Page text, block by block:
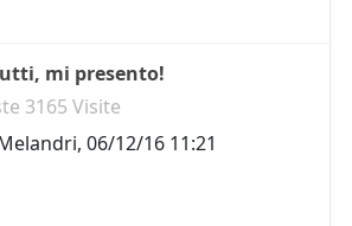
mi presento!
3165 Visite
, 06/12/16 11:21